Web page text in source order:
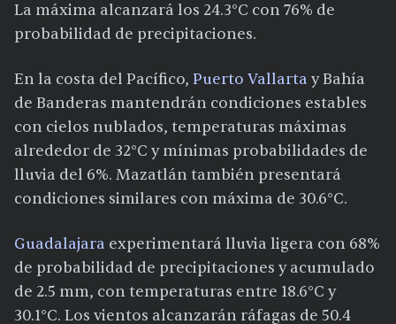
La máxima alcanzará los 24.3°C con 76% de
probabilidad de precipitaciones.
En la costa del Pacífico, Puerto Vallarta y Bahía
de Banderas mantendrán condiciones estables
con cielos nublados, temperaturas máximas
alrededor de 32°C y mínimas probabilidades de
lluvia del 6%. Mazatlán también presentará
condiciones similares con máxima de 30.6°C.
Guadalajara experimentará lluvia ligera con 68%
de probabilidad de precipitaciones y acumulado
de 2.5 mm, con temperaturas entre 18.6°C y
30.1°C. Los vientos alcanzarán ráfagas de 50.4